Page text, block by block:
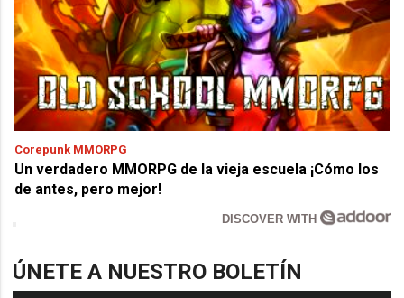
Corepunk MMORPG
Un verdadero MMORPG de la vieja escuela ¡Cómo los
de antes, pero mejor!
DISCOVER WITH
ÚNETE A NUESTRO BOLETÍN